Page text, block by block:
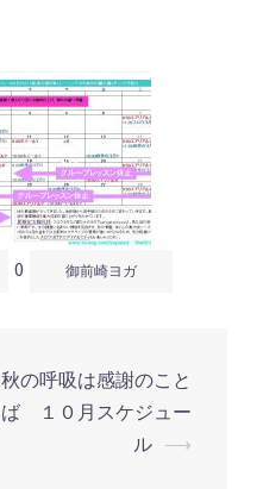
0 御前崎ヨガ
秋の呼吸は感謝のこと
ば １０月スケジュー
ル ⟶